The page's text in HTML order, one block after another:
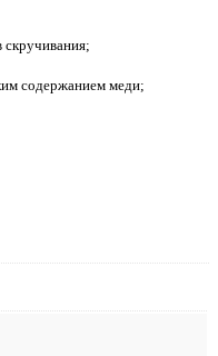
содержанием меди;